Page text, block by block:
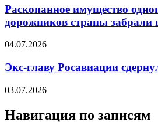
Раскопанное имущество
дорожников страны забрали
04.07.2026
Экс-главу Росавиации
03.07.2026
Навигация по записям